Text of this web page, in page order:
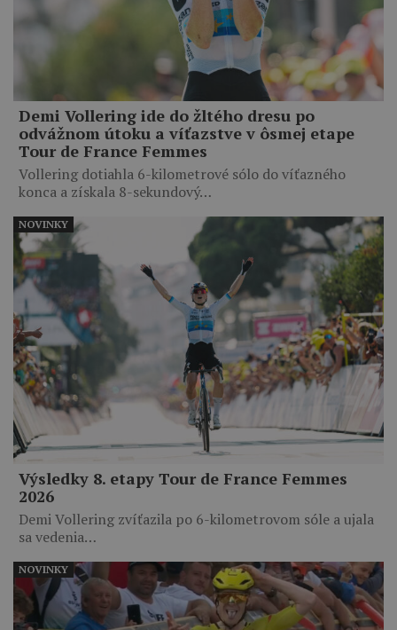
Demi Vollering ide do žltého dresu po
odvážnom útoku a víťazstve v ôsmej etape
Tour de France Femmes
Vollering dotiahla 6-kilometrové sólo do víťazného
konca a získala 8-sekundový…
Výsledky 8. etapy Tour de France Femmes
2026
Demi Vollering zvíťazila po 6-kilometrovom sóle a ujala
sa vedenia…
NOVINKY
NOVINKY